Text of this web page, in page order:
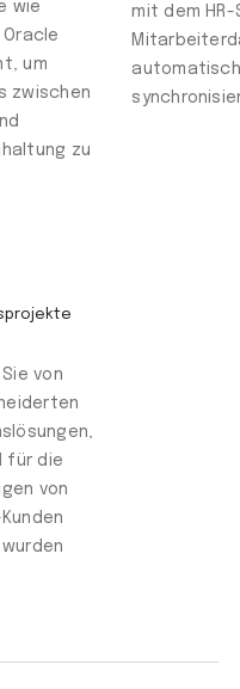
wie
Oracle
um
zwischen
zu
mit dem
von
für die
von